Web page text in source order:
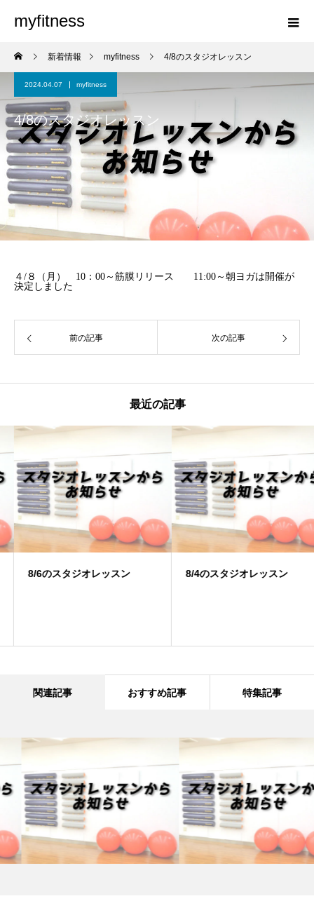
myfitness
新着情報 myfitness 4/8のスタジオレッスン
2024.04.07 myfitness
4/8のスタジオレッスン
４/８（月） 10：00～筋膜リリース 11:00～朝ヨガは開催が
決定しました
前の記事 次の記事
最近の記事
8/6のスタジオレッスン 8/4のスタジオレッスン
関連記事 おすすめ記事 特集記事